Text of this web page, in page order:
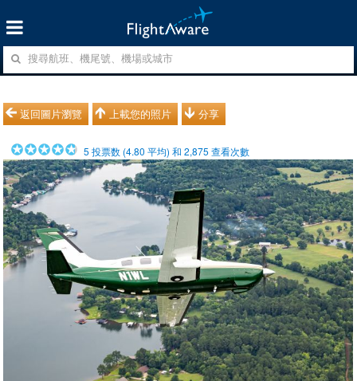
返回圖片瀏覽 上載您的照片 分享
5 投票数 (4.80 平均) 和2,875 查看次數